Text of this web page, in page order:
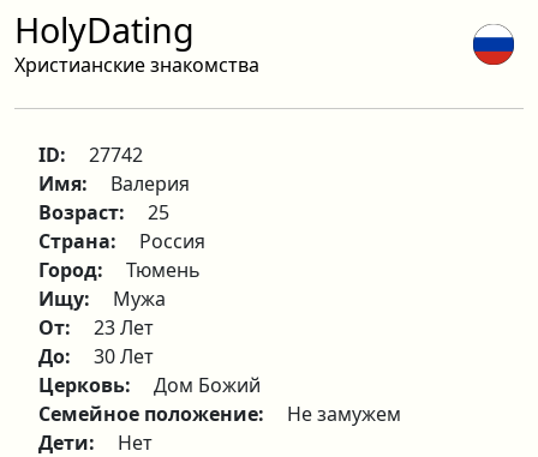
HolyDating
Христианские знакомства
ID:
27742
Имя:
Валерия
Возраст:
25
Страна:
Россия
Город:
Тюмень
Ищу:
Мужа
От:
23 Лет
До:
30 Лет
Церковь:
Дом Божий
Семейное положение:
Не замужем
Дети:
Нет